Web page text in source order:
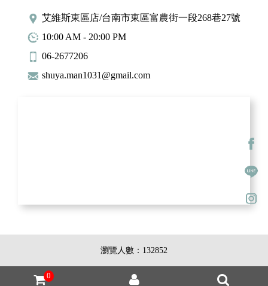
0
艾維斯東區店/台南市東區富農街一段268巷27號
10:00 AM - 20:00 PM
06-2677206
shuya.man1031@gmail.com
瀏覽人數：132852